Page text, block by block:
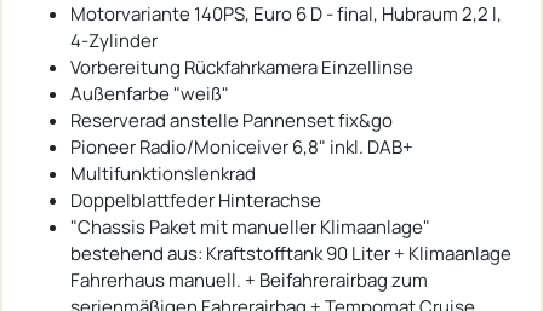
Motorvariante 140PS, Euro 6 D - final, Hubraum 2,2 l,
4-Zylinder
Vorbereitung Rückfahrkamera Einzellinse
Außenfarbe "weiß"
Reserverad anstelle Pannenset fix&go
Pioneer Radio/Moniceiver 6,8" inkl. DAB+
Multifunktionslenkrad
Doppelblattfeder Hinterachse
"Chassis Paket mit manueller Klimaanlage"
bestehend aus: Kraftstofftank 90 Liter + Klimaanlage
Fahrerhaus manuell. + Beifahrerairbag zum